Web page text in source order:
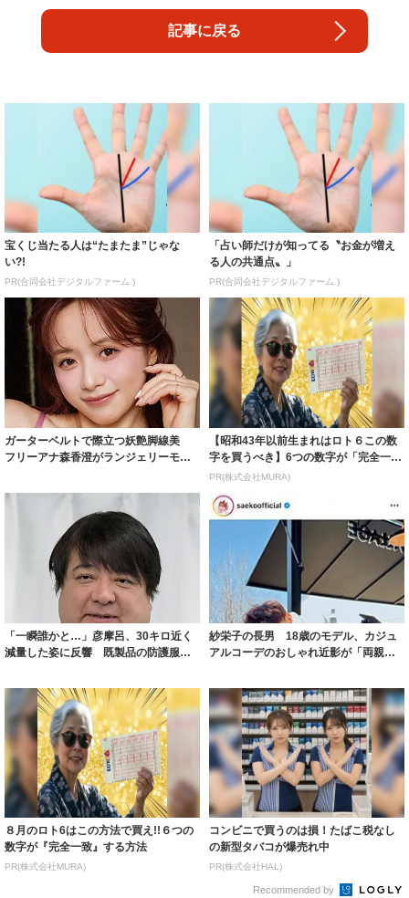
記事に戻る
宝くじ当たる人は“たまたま”じゃな
い?!
PR(合同会社デジタルファーム )
「占い師だけが知ってる〝お金が増え
る人の共通点〟」
PR(合同会社デジタルファーム )
ガーターベルトで際立つ妖艶脚線美
フリーアナ森香澄がランジェリーモデ
【昭和43年以前生まれはロト６この数
字を買うべき】6つの数字が「完全一
致」する方...
PR(株式会社MURA)
「一瞬誰かと…」彦摩呂、30キロ近く
減量した姿に反響 既製品の防護服が
紗栄子の長男 18歳のモデル、カジュ
アルコーデのおしゃれ近影が「両親の
８月のロト6はこの方法で買え!!６つの
数字が『完全一致』する方法
PR(株式会社MURA)
コンビニで買うのは損！たばこ税なし
の新型タバコが爆売れ中
PR(株式会社HAL)
Recommended by